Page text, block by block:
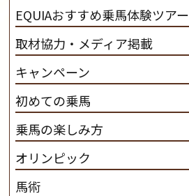
EQUIAおすすめ乗馬体験ツアー
取材協力・メディア掲載
キャンペーン
初めての乗馬
乗馬の楽しみ方
オリンピック
馬術